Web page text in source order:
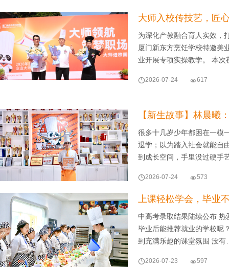
大师入校传技艺，匠
为深化产教融合育人实效，
厦门新东方烹饪学校特邀美
业开展专项实操教学。 本
2026-07-24 617
【新生故事】林晨曦
很多十几岁少年都困在一模
退学；以为踏入社会就能自
到成长空间，手里没过硬
2026-07-24 573
上课轻松学会，毕业
中高考录取结果陆续公布
毕业后能推荐就业的学校呢
到充满乐趣的课堂氛围 没
2026-07-23 597